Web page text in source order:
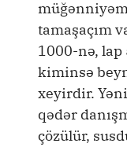
tamaşaçım
1000-nə, lap
kiminsə
xeyirdir.
qədər
çözülür,